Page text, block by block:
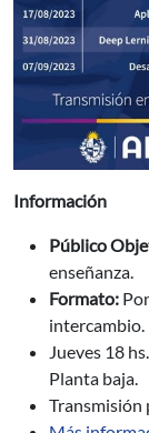
Información
Público
enseñanza.
Formato:
intercambio.
Jueves 18
Planta baja.
Transmisión